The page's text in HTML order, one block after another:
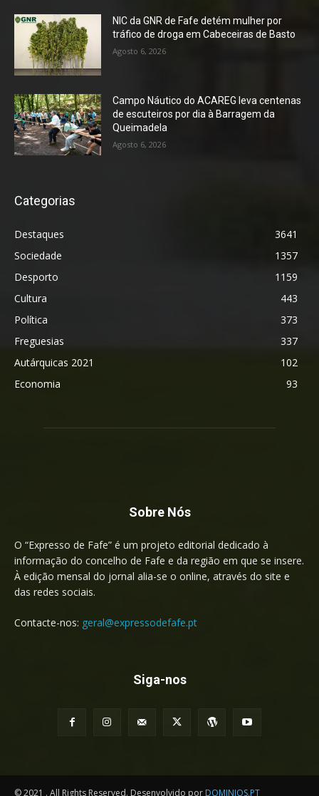
NIC da GNR de Fafe detém mulher por
tráfico de droga em Cabeceiras de Basto
Agosto 6, 2026
Campo Náutico do ACAREG leva centenas
de escuteiros por dia à Barragem da
Queimadela
Agosto 6, 2026
Categorias
Destaques
3641
Sociedade
1357
Desporto
1159
Cultura
443
Política
373
Freguesias
337
Autárquicas 2021
102
Economia
93
Sobre Nós
O “Expresso de Fafe” é um projeto editorial dedicado à
informação do concelho de Fafe e da região em que se insere.
À edição mensal do jornal alia-se o online, através do site e
das redes sociais.
Contacte-nos: geral@expressodefafe.pt
Siga-nos
© 2021 . All Rights Reserved. Desenvolvido por DOMINIOS.PT